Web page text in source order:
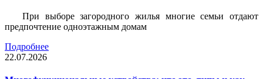
При выборе загородного жилья многие семьи отдают
предпочтение одноэтажным домам
Подробнее
22.07.2026